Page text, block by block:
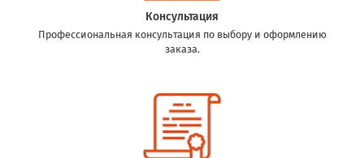
Консультация
Профессиональная консультация по выбору и оформлению
заказа.